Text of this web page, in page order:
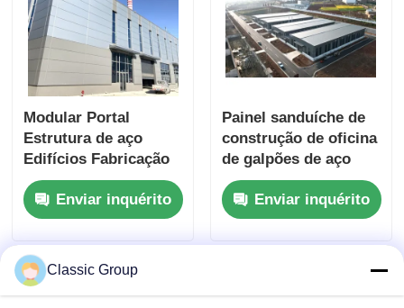
Modular Portal
Estrutura de aço
Edifícios Fabricação
ALC painel de parede
personalizado
Enviar inquérito
Painel sanduíche de
construção de oficina
de galpões de aço
industrial 80x160
Enviar inquérito
Classic Group